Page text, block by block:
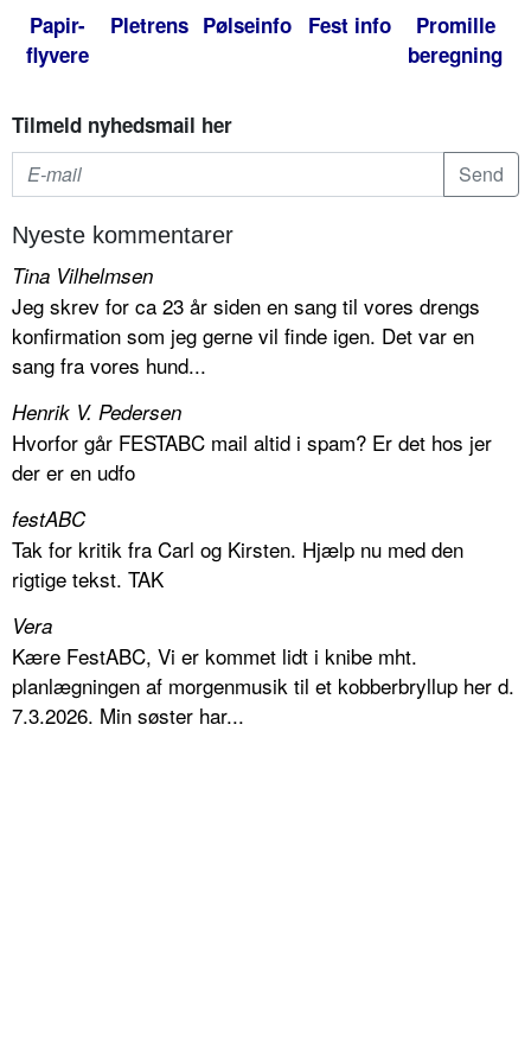
Papir-
flyvere
Pletrens Pølseinfo Fest info
Promille
beregning
Tilmeld nyhedsmail her
Nyeste kommentarer
Tina Vilhelmsen
Jeg skrev for ca 23 år siden en sang til vores drengs
konfirmation som jeg gerne vil finde igen. Det var en
sang fra vores hund...
Henrik V. Pedersen
Hvorfor går FESTABC mail altid i spam? Er det hos jer
der er en udfo
festABC
Tak for kritik fra Carl og Kirsten. Hjælp nu med den
rigtige tekst. TAK
Vera
Kære FestABC, Vi er kommet lidt i knibe mht.
planlægningen af morgenmusik til et kobberbryllup her d.
7.3.2026. Min søster har...